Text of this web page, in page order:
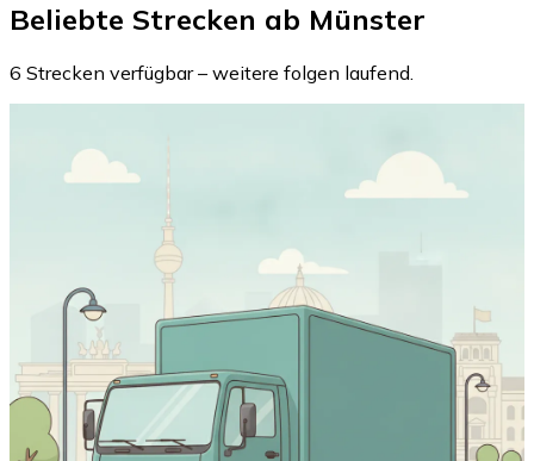
Beliebte Strecken ab Münster
6 Strecken verfügbar – weitere folgen laufend.